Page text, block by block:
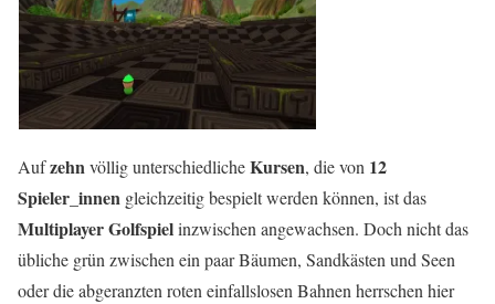
Aufzehnvöllig unterschiedlicheKursen, die von 12
Spieler_innen gleichzeitig bespielt werden können, ist das
Multiplayer Golfspielinzwischen angewachsen. Doch nicht das
übliche grün zwischen ein paar Bäumen, Sandkästen und Seen
oder die abgeranzten roten einfallslosen Bahnen herrschen hier